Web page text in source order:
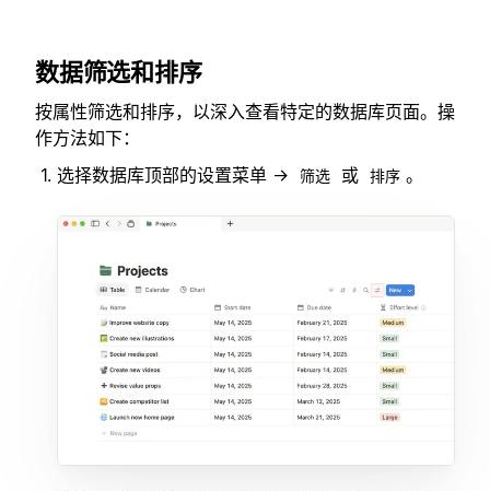
数据筛选和排序
按属性筛选和排序，以深入查看特定的数据库页面。操
作方法如下：
选择数据库顶部的设置菜单 →
筛选 或 排序 。